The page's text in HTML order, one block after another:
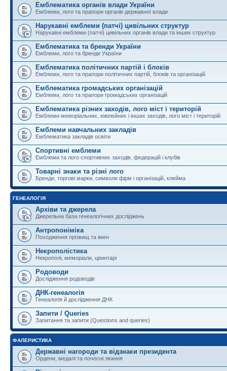
Емблематика органів влади України
Емблеми, лого та прапори органів державної влади
Нарукавні емблеми (патчі) цивільних структур
Нарукавні емблеми (патчі) цивільних органів влади та інших структур
Емблематика та бренди України
Емблеми, лого та бренди України
Емблематика політичних партій і блоків
Емблеми, лого та прапори політичних партій, блоків та організацій
Емблематика громадських організацій
Емблеми, лого та прапори громадських організацій
Емблематика різних заходів, лого міст і територій
Емблеми меморіальних, ювілейних і інших заходів, лого міст і територій
Емблеми навчальних закладів
Емблематика закладів освіти
Спортивні емблеми
Емблеми та лого спортивних заходів, федерацій і клубів
Товарні знаки та різні лого
Бренди, торгові марки, символи фірм і організацій, клейма
ГЕНЕАЛОГІЯ
Архіви та джерела
Джерельна база генеалогічних досліджень
Антропоніміка
Походження прізвищ та імен
Некрополістика
Некрополі, меморіали, цвинтарі
Родоводи
Дослідження родоводів
ДНК-генеалогія
Генеалогія й дослідження ДНК
Запити / Queries
Запитання та запити (Questions and queries)
ФАЛЕРИСТИКА
Державні нагороди та відзнаки президента
Ордени, медалі та почесні звання